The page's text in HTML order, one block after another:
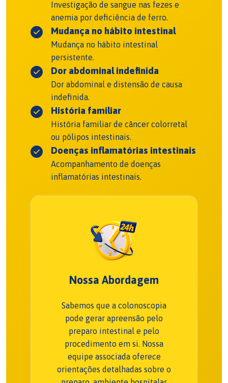
Investigação de sangue nas fezes e
anemia por deficiência de ferro.
Mudança no hábito intestinal
Mudança no hábito intestinal
persistente.
Dor abdominal indefinida
Dor abdominal e distensão de causa
indefinida.
História familiar
História familiar de câncer colorretal
ou pólipos intestinais.
Doenças inflamatórias intestinais
Acompanhamento de doenças
inflamatórias intestinais.
Nossa Abordagem
Sabemos que a colonoscopia
pode gerar apreensão pelo
preparo intestinal e pelo
procedimento em si. Nossa
equipe associada oferece
orientações detalhadas sobre o